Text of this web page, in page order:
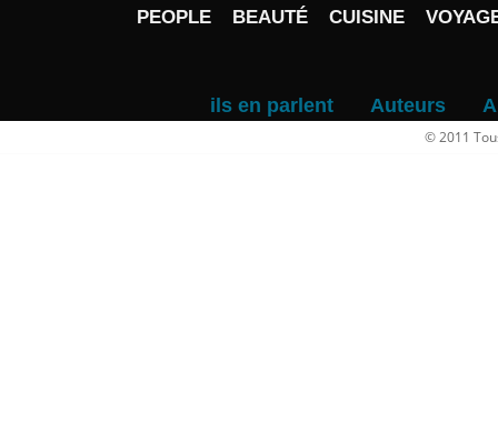
PEOPLE BEAUTÉ CUISINE
ils en parlent Auteurs
© 2011